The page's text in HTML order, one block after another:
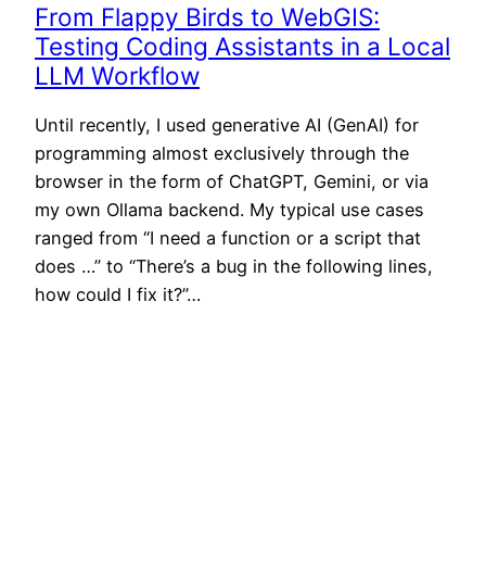
From Flappy Birds to WebGIS:
Testing Coding Assistants in a Local
LLM Workflow
Until recently, I used generative AI (GenAI) for
programming almost exclusively through the
browser in the form of ChatGPT, Gemini, or via
my own Ollama backend. My typical use cases
ranged from “I need a function or a script that
does …” to “There’s a bug in the following lines,
how could I fix it?”…